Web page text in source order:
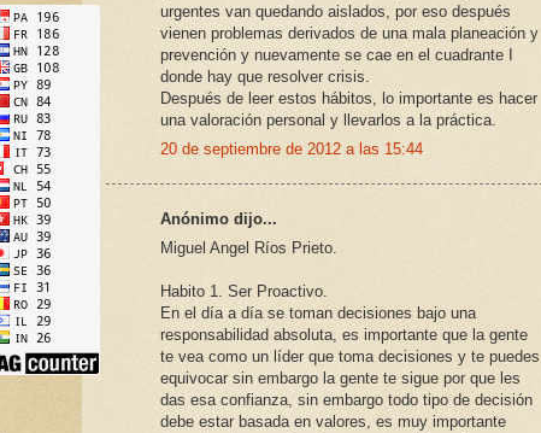
urgentes van quedando aislados, por eso después
vienen problemas derivados de una mala planeación y
prevención y nuevamente se cae en el cuadrante I
donde hay que resolver crisis.
Después de leer estos hábitos, lo importante es hacer
una valoración personal y llevarlos a la práctica.
20 de septiembre de 2012 a las 15:44
Anónimo dijo...
Miguel Angel Ríos Prieto.
Habito 1. Ser Proactivo.
En el día a día se toman decisiones bajo una
responsabilidad absoluta, es importante que la gente
te vea como un líder que toma decisiones y te puedes
equivocar sin embargo la gente te sigue por que les
das esa confianza, sin embargo todo tipo de decisión
debe estar basada en valores, es muy importante